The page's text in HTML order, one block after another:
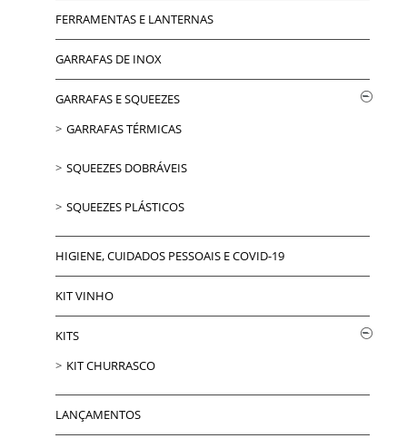
FERRAMENTAS E LANTERNAS
GARRAFAS DE INOX
GARRAFAS E SQUEEZES
GARRAFAS TÉRMICAS
SQUEEZES DOBRÁVEIS
SQUEEZES PLÁSTICOS
HIGIENE, CUIDADOS PESSOAIS E COVID-19
KIT VINHO
KITS
KIT CHURRASCO
LANÇAMENTOS